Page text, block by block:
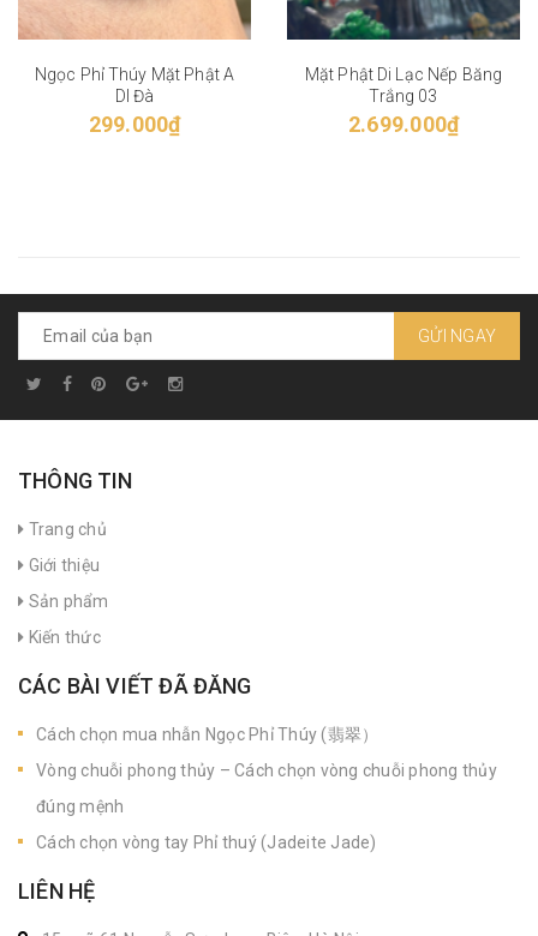
Ngọc Phỉ Thúy Mặt Phật A
DI Đà
299.000₫
Mặt Phật Di Lạc Nếp Băng
Trắng 03
2.699.000₫
GỬI NGAY
THÔNG TIN
Trang chủ
Giới thiệu
Sản phẩm
Kiến thức
CÁC BÀI VIẾT ĐÃ ĐĂNG
Cách chọn mua nhẫn Ngọc Phỉ Thúy (翡翠）
Vòng chuỗi phong thủy – Cách chọn vòng chuỗi phong thủy
đúng mệnh
Cách chọn vòng tay Phỉ thuý (Jadeite Jade)
LIÊN HỆ